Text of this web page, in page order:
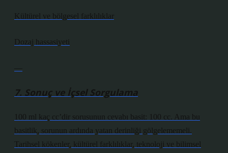
Kültürel ve bölgesel farklılıklar
Dozaj hassasiyeti
7. Sonuç ve İçsel Sorgulama
100 ml kaç cc’dir sorusunun cevabı basit: 100 cc. Ama bu
basitlik, sorunun ardında yatan derinliği gölgelememeli.
Tarihsel kökenler, kültürel farklılıklar, teknoloji ve bilimsel